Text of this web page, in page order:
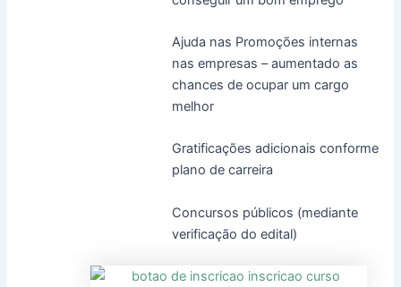
Ajuda nas Promoções internas
nas empresas – aumentado as
chances de ocupar um cargo
melhor
Gratificações adicionais conforme
plano de carreira
Concursos públicos (mediante
verificação do edital)